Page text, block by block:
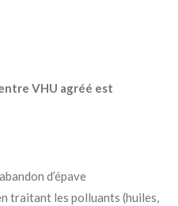
VHU agréé est
d’épave
traitant les polluants (huiles,